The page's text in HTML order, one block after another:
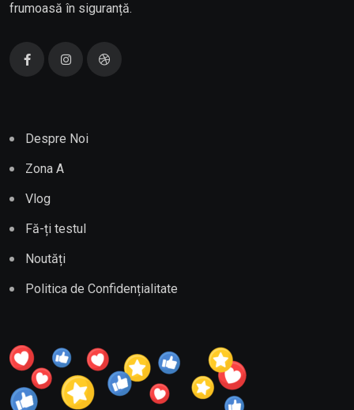
frumoasă în siguranță.
Despre Noi
Zona A
Vlog
Fă-ți testul
Noutăți
Politica de Confidențialitate